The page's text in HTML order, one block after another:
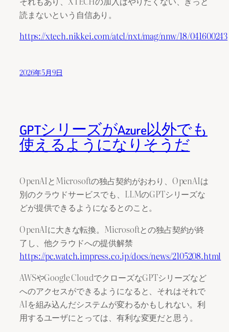
読まないという自信あり。
https://xtech.nikkei.com/atcl/nxt/mag/nnw/18/041600243
2026年5月9日
GPTシリーズがAzure以外でも
使えるようになりそうだ
OpenAIとMicrosoftの独占契約がおわり、OpenAIは
別のクラウドサービスでも、LLMのGPTシリーズな
どが提供できるようになるとのこと。
OpenAIに大きな転換。Microsoftとの独占契約が終
了し、他クラウドへの提供解禁
https://pc.watch.impress.co.jp/docs/news/2105208.html
AWSやGoogle CloudでクローズなGPTシリーズなど
へのアクセスができるようになると、それはそれで
AIを組み込んだシステムが変わるかもしれない。利
用するユーザにとっては、有利な変更だと思う。